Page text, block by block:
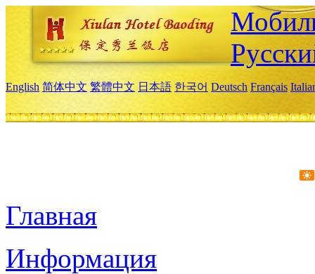
English 简体中文 繁體中文 日本語 한국어 Deutsch Français
Главная
Информация